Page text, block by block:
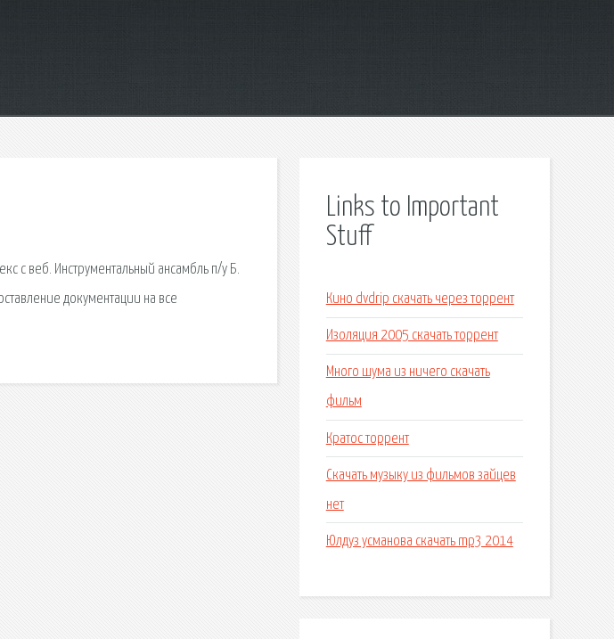
с веб. Инструментальный ансамбль п/у Б.
документации на все
Links to Important
Stuff
Кино dvdrip скачать через торрент
Изоляция 2005 скачать торрент
Много шума из ничего скачать
фильм
Кратос торрент
Скачать музыку из фильмов зайцев
нет
Юлдуз усманова скачать mp3 2014